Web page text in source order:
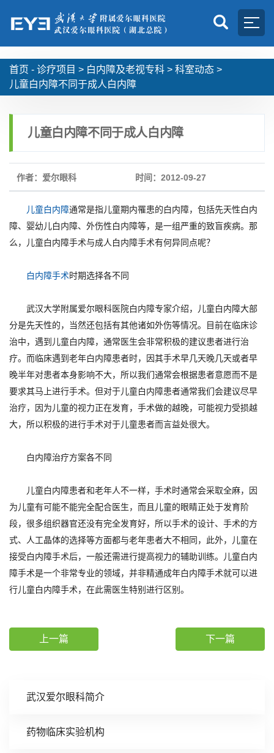
首页 - 诊疗项目 > 白内障及老视专科 > 科室动态 >
儿童白内障不同于成人白内障
武汉爱尔眼科简介
药物临床实验机构
儿童白内障不同于成人白内障
作者：爱尔眼科 时间：2012-09-27
儿童白内障通常是指儿童期内罹患的白内障，包括先天性白内
障、婴幼儿白内障、外伤性白内障等，是一组严重的致盲疾病。那
么，儿童白内障手术与成人白内障手术有何异同点呢？
白内障手术时期选择各不同
武汉大学附属爱尔眼科医院白内障专家介绍，儿童白内障大部
分是先天性的，当然还包括有其他诸如外伤等情况。目前在临床诊
治中，遇到儿童白内障，通常医生会非常积极的建议患者进行治
疗。而临床遇到老年白内障患者时，因其手术早几天晚几天或者早
晚半年对患者本身影响不大，所以我们通常会根据患者意愿而不是
要求其马上进行手术。但对于儿童白内障患者通常我们会建议尽早
治疗，因为儿童的视力正在发育，手术做的越晚，可能视力受损越
大，所以积极的进行手术对于儿童患者而言益处很大。
白内障治疗方案各不同
儿童白内障患者和老年人不一样，手术时通常会采取全麻，因
为儿童有可能不能完全配合医生，而且儿童的眼睛正处于发育阶
段，很多组织器官还没有完全发育好，所以手术的设计、手术的方
式、人工晶体的选择等方面都与老年患者大不相同，此外，儿童在
接受白内障手术后，一般还需进行提高视力的辅助训练。儿童白内
障手术是一个非常专业的领域，并非精通成年白内障手术就可以进
行儿童白内障手术，在此需医生特别进行区别。
上一篇 下一篇